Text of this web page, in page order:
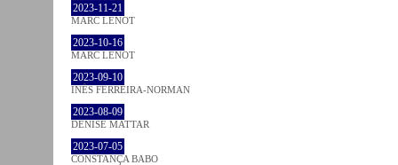
2023-11-21
MARC LENOT
2023-10-16
MARC LENOT
2023-09-10
INÊS FERREIRA-NORMAN
2023-08-09
DENISE MATTAR
2023-07-05
CONSTANÇA BABO